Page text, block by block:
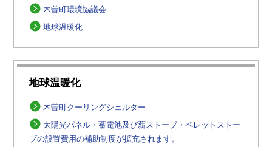
木曽町環境協議会
地球温暖化
地球温暖化
木曽町クーリングシェルター
太陽光パネル・蓄電池及び薪ストーブ・ペレットストー
ブの設置費用の補助制度が拡充されます。